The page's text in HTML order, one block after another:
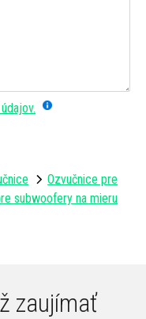
Ozvučnice pre
subwoofery na mieru
zaujímať